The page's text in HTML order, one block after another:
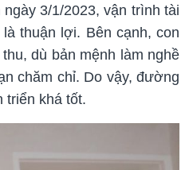
3/1/2023, vận trình tài
thuận lợi. Bên cạnh, con
dù bản mệnh làm nghề
chăm chỉ. Do vậy, đường
triển khá tốt.